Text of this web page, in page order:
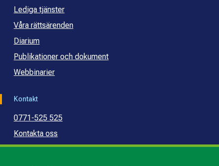
Lediga tjänster
Våra rättsärenden
Diarium
Publikationer och dokument
Webbinarier
Kontakt
0771-525 525
Kontakta oss
Press